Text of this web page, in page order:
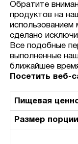
Обратите
продуктов на
сделано
Все подобные
выполненные
ближайшее
Посетить веб-
Пищевая
Размер